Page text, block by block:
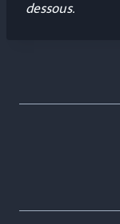
dessous.